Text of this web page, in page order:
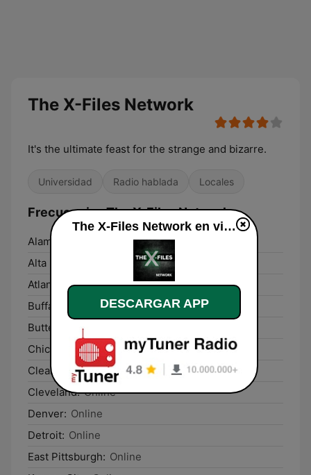
The X-Files Network
It's the ultimate feast for the strange and bizarre.
Universidad Radio hablada Locales
Frecuencias The X-Files Network:
Alamo:
Alta Sierra:
Atlanta:
Online
Buffalo:
Online
Butte:
Online
Chicago:
Online
Clear Lake: Online
Cleveland: Online
Denver: Online
Detroit: Online
East Pittsburgh: Online
The X-Files Network en vivo
DESCARGAR APP